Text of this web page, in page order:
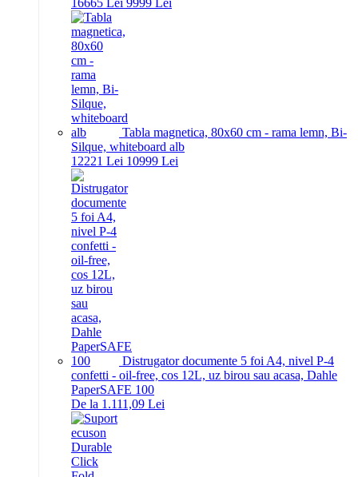
16665 Lei 9999 Lei
Tabla magnetica, 80x60 cm - rama lemn, Bi-
Silque, whiteboard alb
12221 Lei 10999 Lei
Distrugator documente 5 foi A4, nivel P-4
confetti - oil-free, cos 12L, uz birou sau acasa, Dahle
PaperSAFE 100
De la 1.111,09 Lei